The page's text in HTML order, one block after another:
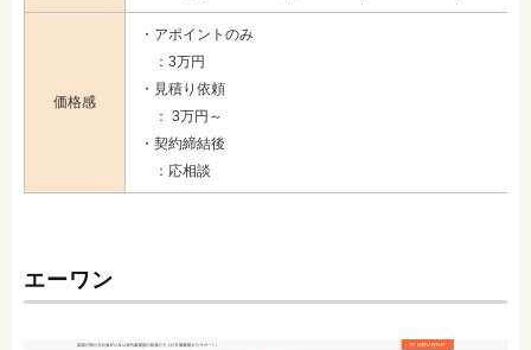
価格感
・アポイントのみ
：3万円
・見積り依頼
： 3万円～
・契約締結後
：応相談
エーワン